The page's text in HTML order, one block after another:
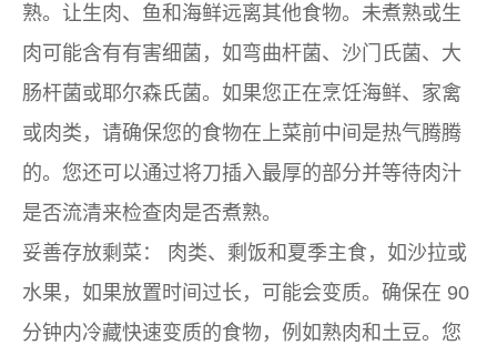
熟。让生肉、鱼和海鲜远离其他食物。未煮熟或生
肉可能含有有害细菌，如弯曲杆菌、沙门氏菌、大
肠杆菌或耶尔森氏菌。如果您正在烹饪海鲜、家禽
或肉类，请确保您的食物在上菜前中间是热气腾腾
的。您还可以通过将刀插入最厚的部分并等待肉汁
是否流清来检查肉是否煮熟。
妥善存放剩菜：
肉类、剩饭和夏季主食，如沙拉或
水果，如果放置时间过长，可能会变质。确保在 90
分钟内冷藏快速变质的食物，例如熟肉和土豆。您